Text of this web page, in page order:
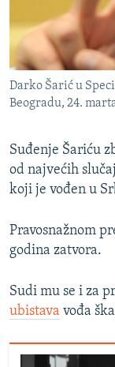
Darko Šarić u
Beogradu, 24.
Suđenje Šariću
od najvećih
koji je vođen u
Pravosnažnom
godina zatvora.
Sudi mu se i za
ubistava vođa